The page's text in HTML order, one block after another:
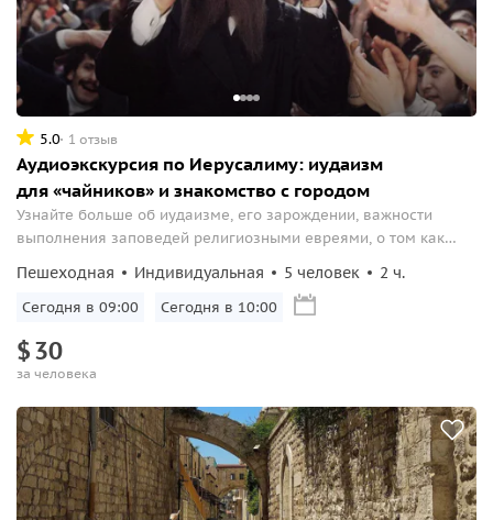
5.0 1 отзыв
Аудиоэкскурсия по Иерусалиму: иудаизм
для «чайников» и знакомство с городом
Узнайте больше об иудаизме, его зарождении, важности
выполнения заповедей религиозными евреями, о том как
кто такие хасиды и что за «вороньи гнезда» носят они на
своих головах, о чем евреи «плачут» у Стены Плача, чем так
Пешеходная Индивидуальная 5 человек 2 ч.
Сегодня в 09:00 Сегодня в 10:00
$30
за человека